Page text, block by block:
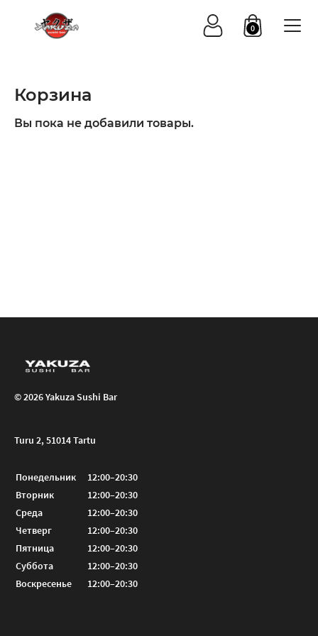
0
Корзина
Вы пока не добавили товары.
© 2026 Yakuza Sushi Bar
Turu 2, 51014 Tartu
Понедельник
12:00–20:30
Вторник
12:00–20:30
Среда
12:00–20:30
Четверг
12:00–20:30
Пятница
12:00–20:30
Суббота
12:00–20:30
Воскресенье
12:00–20:30